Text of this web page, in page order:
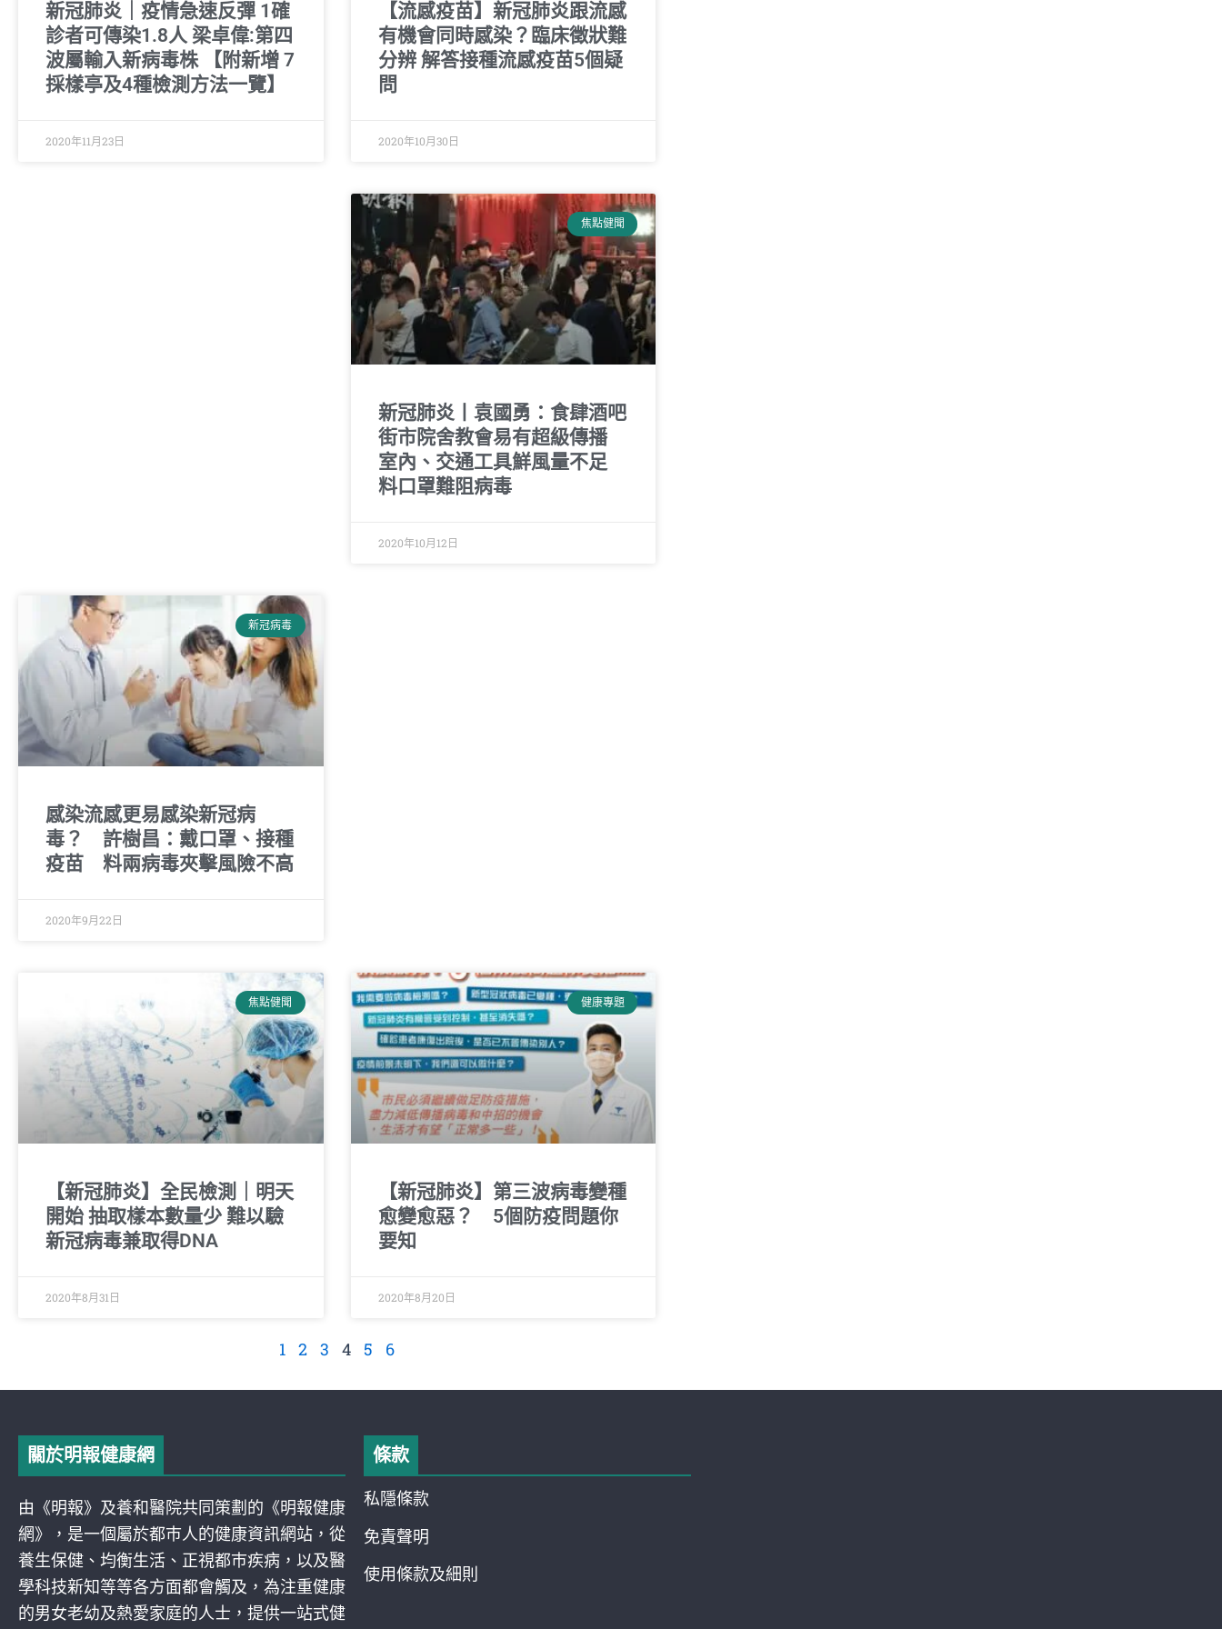
新冠肺炎｜疫情急速反彈 1確
診者可傳染1.8人 梁卓偉:第四
波屬輸入新病毒株 【附新增 7
採樣亭及4種檢測方法一覽】
2020年11月23日
【流感疫苗】新冠肺炎跟流感
有機會同時感染？臨床徵狀難
分辨 解答接種流感疫苗5個疑
問
2020年10月30日
焦點健聞
新冠肺炎丨袁國勇：食肆酒吧
街市院舍教會易有超級傳播
室內、交通工具鮮風量不足
料口罩難阻病毒
2020年10月12日
新冠病毒
感染流感更易感染新冠病
毒？ 許樹昌：戴口罩、接種
疫苗 料兩病毒夾擊風險不高
2020年9月22日
焦點健聞
【新冠肺炎】全民檢測｜明天
開始 抽取樣本數量少 難以驗
新冠病毒兼取得DNA
2020年8月31日
健康專題
【新冠肺炎】第三波病毒變種
愈變愈惡？ 5個防疫問題你
要知
2020年8月20日
1 2 3 4 5 6
關於明報健康網
由《明報》及養和醫院共同策劃的《明報健康
網》，是一個屬於都巿人的健康資訊網站，從
養生保健、均衡生活、正視都巿疾病，以及醫
學科技新知等等各方面都會觸及，為注重健康
的男女老幼及熱愛家庭的人士，提供一站式健
條款
私隱條款
免責聲明
使用條款及細則